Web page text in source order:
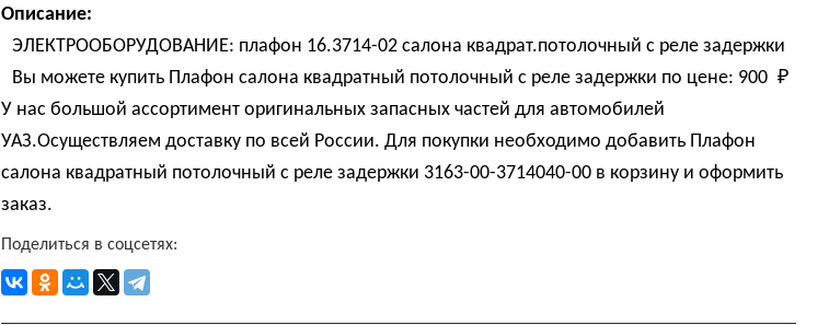
Описание:
ЭЛЕКТРООБОРУДОВАНИЕ: плафон 16.3714-02 салона квадрат.потолочный с реле задержки
Вы можете купить Плафон салона квадратный потолочный с реле задержки по цене: 900 ₽
У нас большой ассортимент оригинальных запасных частей для автомобилей
УАЗ.Осуществляем доставку по всей России. Для покупки необходимо добавить Плафон
салона квадратный потолочный с реле задержки 3163-00-3714040-00 в корзину и оформить
заказ.
Поделиться в соцсетях: